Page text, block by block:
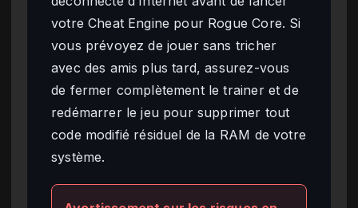
votre Cheat Engine pour Rogue Core. Si
vous prévoyez de jouer sans tricher
avec des amis plus tard, assurez-vous
de fermer complètement le trainer et de
redémarrer le jeu pour supprimer tout
code modifié résiduel de la RAM de votre
système.